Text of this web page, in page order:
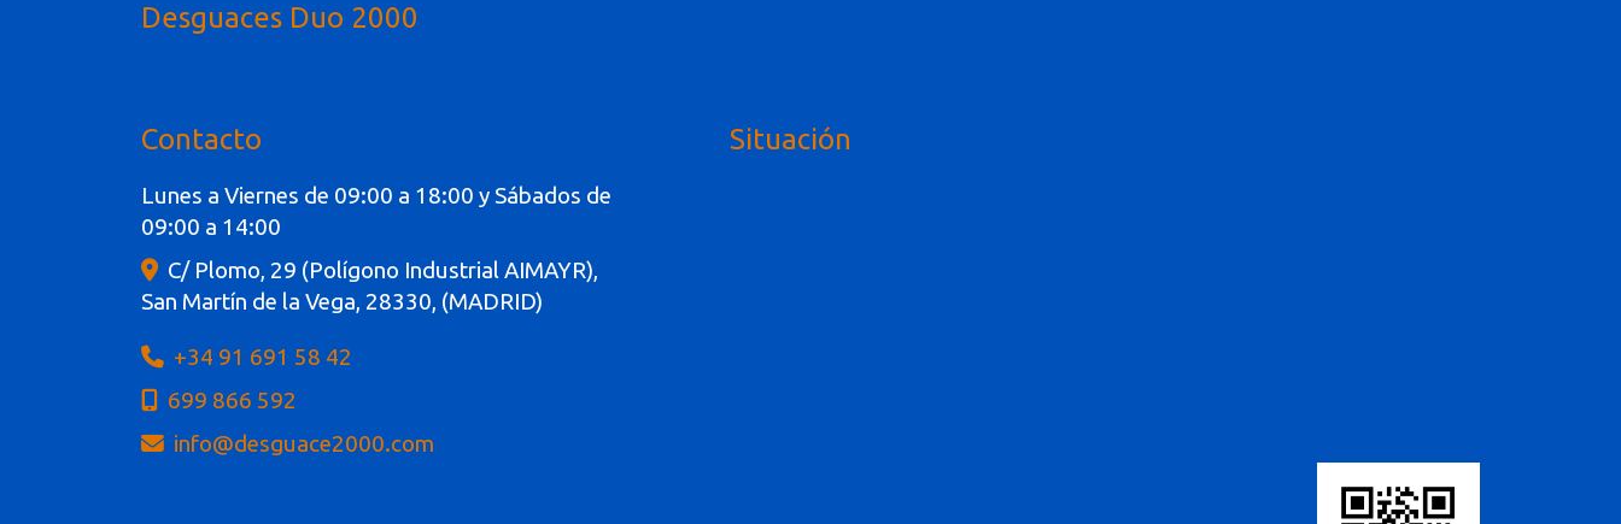
Desguaces Duo 2000
Contacto
Lunes a Viernes de 09:00 a 18:00 y Sábados de
09:00 a 14:00
C/ Plomo, 29 (Polígono Industrial AIMAYR),
San Martín de la Vega, 28330, (MADRID)
+34 91 691 58 42
699 866 592
info
desguace2000.com
Situación